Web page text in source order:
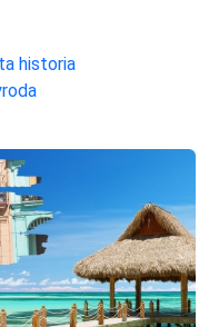
historia